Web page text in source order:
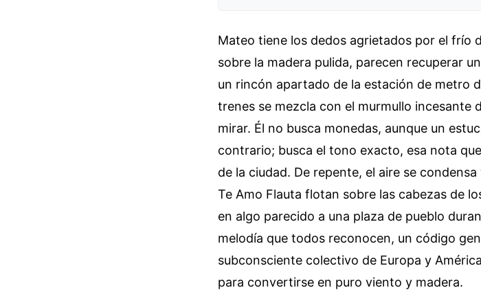
Mateo tiene los dedos agrietados por el frío
sobre la madera pulida, parecen recuperar
un rincón apartado de la estación de metro
trenes se mezcla con el murmullo incesante
mirar. Él no busca monedas, aunque un
contrario; busca el tono exacto, esa nota
de la ciudad. De repente, el aire se
Te Amo Flauta flotan sobre las cabezas de
en algo parecido a una plaza de pueblo
melodía que todos reconocen, un código
subconsciente colectivo de Europa y
para convertirse en puro viento y madera.